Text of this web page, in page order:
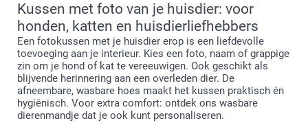
Kussen met foto van je huisdier: voor
honden, katten en huisdierliefhebbers
Een fotokussen met je huisdier erop is een liefdevolle
toevoeging aan je interieur. Kies een foto, naam of grappige
zin om je hond of kat te vereeuwigen. Ook geschikt als
blijvende herinnering aan een overleden dier. De
afneembare, wasbare hoes maakt het kussen praktisch én
hygiënisch. Voor extra comfort: ontdek ons wasbare
dierenmandje dat je ook kunt personaliseren.